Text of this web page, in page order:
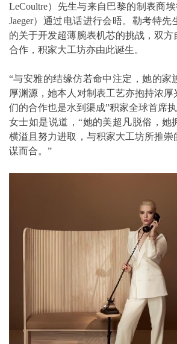
LeCoultre）先生与来自巴黎的制表商埃
Jaeger）通过电话进行会晤。勒考特先
的关于开发超薄腕表机芯的挑战，双方
合作，积家大工坊亦由此诞生。
“与安雅的结缘仿若命中注定，她的家
厚渊源，她本人对制表工艺亦抱持浓
们的合作也是水到渠成”积家全球首席执
女士如是说道，“她的美超凡脱俗，她
横溢且努力进取，与积家大工坊所推崇
谋而合。”